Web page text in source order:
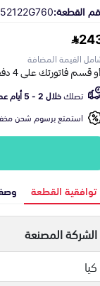
القطعة:
القيمة المضافة
تصلكخلال 2 - 5 أيام عمل
استمتع برسوم شحن
توافقية القطعة
الشركة المصنعة
كيا